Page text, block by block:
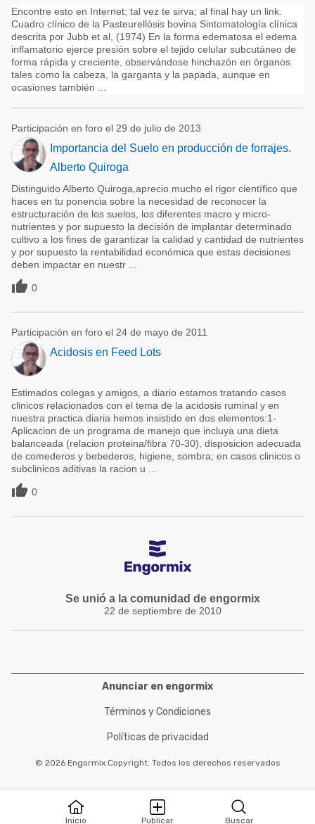
Balanceados - Piensos
Lechería
Inicio Publicar Buscar
Encontre esto en Internet; tal vez te sirva; al final hay un link.
Cuadro clínico de la Pasteurellósis bovina Sintomatología clínica
descrita por Jubb et al, (1974) En la forma edematosa el edema
inflamatorio ejerce presión sobre el tejido celular subcutáneo de
forma rápida y creciente, observándose hinchazón en órganos
tales como la cabeza, la garganta y la papada, aunque en
ocasiones también ...
Participación en foro el 29 de julio de 2013
Importancia del Suelo en producción de forrajes.
Alberto Quiroga
Distinguido Alberto Quiroga,aprecio mucho el rigor científico que
haces en tu ponencia sobre la necesidad de reconocer la
estructuración de los suelos, los diferentes macro y micro-
nutrientes y por supuesto la decisión de implantar determinado
cultivo a los fines de garantizar la calidad y cantidad de nutrientes
y por supuesto la rentabilidad económica que estas decisiones
deben impactar en nuestr ...
 0
Participación en foro el 24 de mayo de 2011
Acidosis en Feed Lots
Estimados colegas y amigos, a diario estamos tratando casos
clinicos relacionados con el tema de la acidosis ruminal y en
nuestra practica diaria hemos insistido en dos elementos:1-
Aplicacion de un programa de manejo que incluya una dieta
balanceada (relacion proteina/fibra 70-30), disposicion adecuada
de comederos y bebederos, higiene, sombra; en casos clinicos o
subclinicos aditivas la racion u ...
 0
Se unió a la comunidad de engormix
22 de septiembre de 2010
Anunciar en engormix
Términos y Condiciones
Políticas de privacidad
© 2026 Engormix Copyright. Todos los derechos reservados